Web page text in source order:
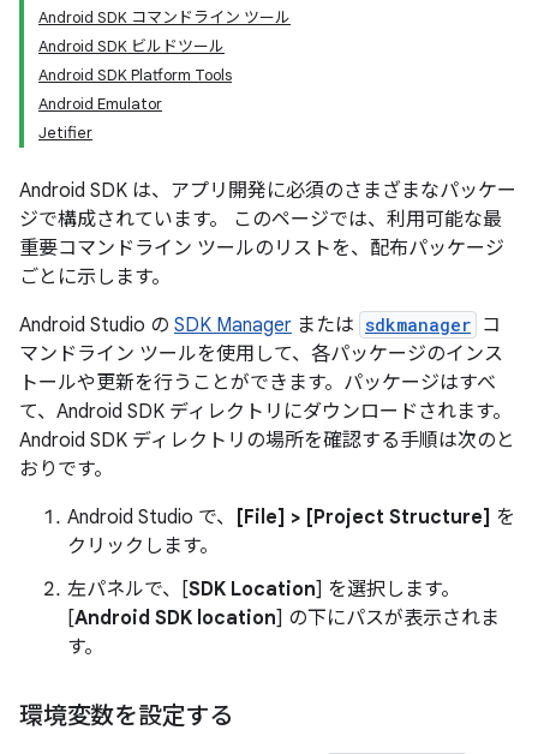
Android SDK コマンドライン ツール
Android SDK ビルドツール
Android SDK Platform Tools
Android Emulator
Jetifier
Android SDK は、アプリ開発に必須のさまざまなパッケー
ジで構成されています。 このページでは、利用可能な最
重要コマンドライン ツールのリストを、配布パッケージ
ごとに示します。
Android Studio の SDK Manager または sdkmanager コ
マンドライン ツールを使用して、各パッケージのインス
トールや更新を行うことができます。パッケージはすべ
て、Android SDK ディレクトリにダウンロードされます。
Android SDK ディレクトリの場所を確認する手順は次のと
おりです。
Android Studio で、
[File] > [Project Structure] を
クリックします。
左パネルで、[SDK Location] を選択します。
[Android SDK location] の下にパスが表示されま
す。
環境変数を設定する